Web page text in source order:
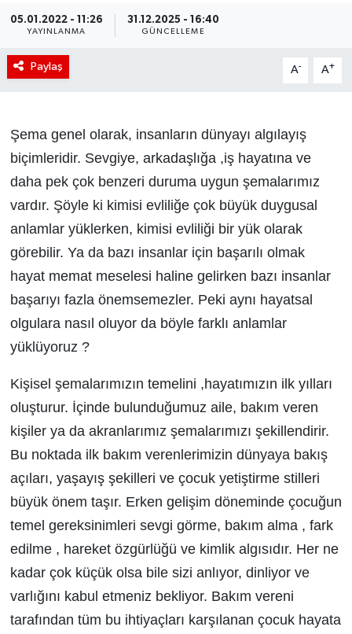
05.01.2022 - 11:26
YAYINLANMA
31.12.2025 - 16:40
GÜNCELLEME
Paylaş A- A+
Şema genel olarak, insanların dünyayı algılayış
biçimleridir. Sevgiye, arkadaşlığa ,iş hayatına ve
daha pek çok benzeri duruma uygun şemalarımız
vardır. Şöyle ki kimisi evliliğe çok büyük duygusal
anlamlar yüklerken, kimisi evliliği bir yük olarak
görebilir. Ya da bazı insanlar için başarılı olmak
hayat memat meselesi haline gelirken bazı insanlar
başarıyı fazla önemsemezler. Peki aynı hayatsal
olgulara nasıl oluyor da böyle farklı anlamlar
yüklüyoruz ?
Kişisel şemalarımızın temelini ,hayatımızın ilk yılları
oluşturur. İçinde bulunduğumuz aile, bakım veren
kişiler ya da akranlarımız şemalarımızı şekillendirir.
Bu noktada ilk bakım verenlerimizin dünyaya bakış
açıları, yaşayış şekilleri ve çocuk yetiştirme stilleri
büyük önem taşır. Erken gelişim döneminde çocuğun
temel gereksinimleri sevgi görme, bakım alma , fark
edilme , hareket özgürlüğü ve kimlik algısıdır. Her ne
kadar çok küçük olsa bile sizi anlıyor, dinliyor ve
varlığını kabul etmeniz bekliyor. Bakım vereni
tarafından tüm bu ihtiyaçları karşılanan çocuk hayata